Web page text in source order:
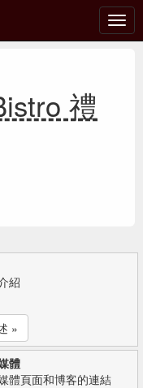
切
換
禮
紹
»
體
體頁面和博客的連結